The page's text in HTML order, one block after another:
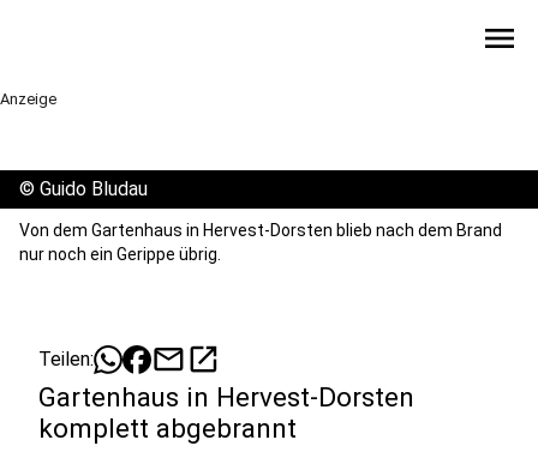
menu
Anzeige
© Guido Bludau
Von dem Gartenhaus in Hervest-Dorsten blieb nach dem Brand
nur noch ein Gerippe übrig.
Teilen: mailopen_in_new
Gartenhaus in Hervest-Dorsten
komplett abgebrannt